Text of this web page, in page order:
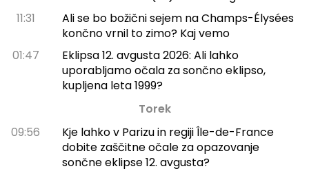
11:31
Ali se bo božični sejem na Champs-Élysées
končno vrnil to zimo? Kaj vemo
01:47
Eklipsa 12. avgusta 2026: Ali lahko
uporabljamo očala za sončno eklipso,
kupljena leta 1999?
Torek
09:56
Kje lahko v Parizu in regiji Île-de-France
dobite zaščitne očale za opazovanje
sončne eklipse 12. avgusta?